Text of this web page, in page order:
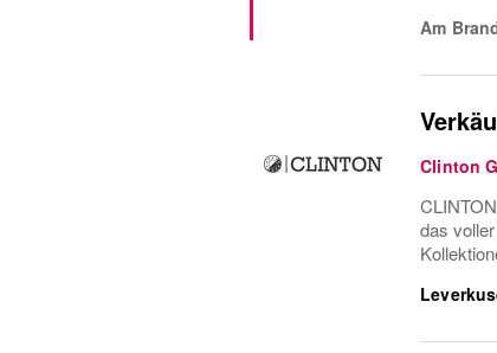
Am
Clinton
das